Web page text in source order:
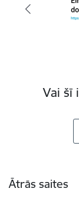
Vai šī
Ātrās saites